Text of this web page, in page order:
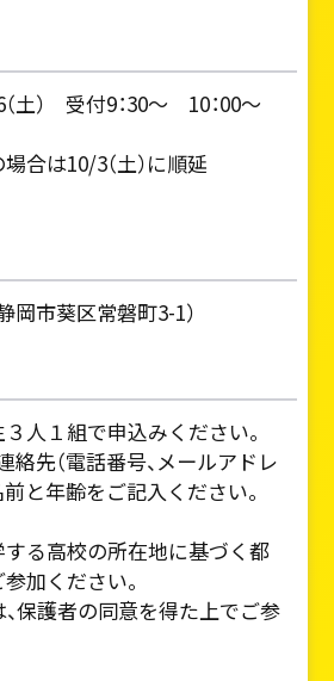
土） 受付9：30～ 10：00～
10/3（土）に順延
岡市葵区常磐町3-1）
人１組で申込みください。
絡先（電話番号、メールアドレ
前と年齢をご記入ください。
る高校の所在地に基づく都
加ください。
保護者の同意を得た上でご参